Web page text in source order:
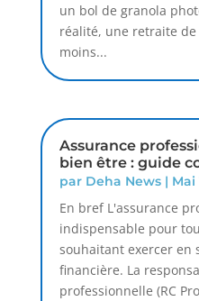
un bol de granola
réalité, une retraite de
moins...
Assurance
bien être : guide
par Deha News| Mai
En bref L'assurance
indispensable pour
souhaitant exercer
financière. La
professionnelle (RC